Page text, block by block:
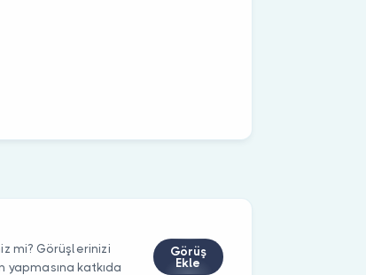
mi? Görüşlerinizi
katkıda
Görüş
Ekle